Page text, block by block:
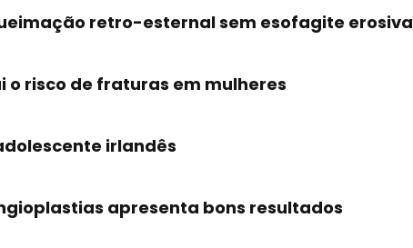
retro-esternal sem esofagite erosiva
o risco de fraturas em mulheres
irlandês
apresenta bons resultados